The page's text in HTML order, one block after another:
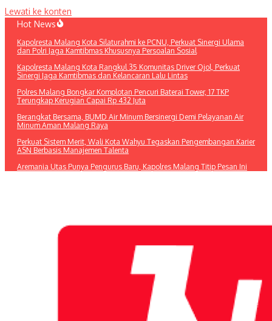
Lewati ke konten
Hot News
Kapolresta Malang Kota Silaturahmi ke PCNU, Perkuat Sinergi Ulama
dan Polri Jaga Kamtibmas Khususnya Persoalan Sosial
Kapolresta Malang Kota Rangkul 35 Komunitas Driver Ojol, Perkuat
Sinergi Jaga Kamtibmas dan Kelancaran Lalu Lintas
Polres Malang Bongkar Komplotan Pencuri Baterai Tower, 17 TKP
Terungkap Kerugian Capai Rp 432 Juta
Berangkat Bersama, BUMD Air Minum Bersinergi Demi Pelayanan Air
Minum Aman Malang Raya
Perkuat Sistem Merit, Wali Kota Wahyu Tegaskan Pengembangan Karier
ASN Berbasis Manajemen Talenta
Aremania Utas Punya Pengurus Baru, Kapolres Malang Titip Pesan Ini